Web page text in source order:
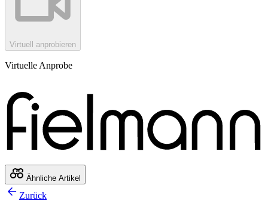
Virtuell anprobieren
Virtuelle Anprobe
Ähnliche Artikel
Zurück